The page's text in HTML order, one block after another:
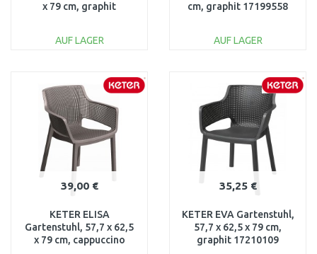
x 79 cm, graphit
AUF LAGER
WARENKORB
Vergleichen
cm, graphit 17199558
AUF LAGER
WARENKORB
Vergleichen
39,00 €
KETER ELISA
Gartenstuhl, 57,7 x 62,5
x 79 cm, cappuccino
35,25 €
KETER EVA Gartenstuhl,
57,7 x 62,5 x 79 cm,
graphit 17210109